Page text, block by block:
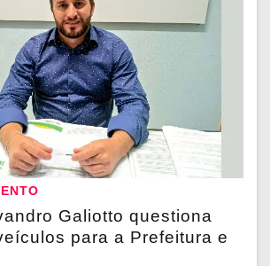
Galiotto questiona
para a Prefeitura e